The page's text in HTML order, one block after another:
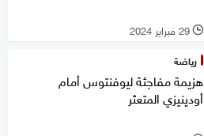
l 29 فبراير 2024
رياضة
هزيمة مفاجئة ليوفنتوس أمام
أودينيزي المتعثر